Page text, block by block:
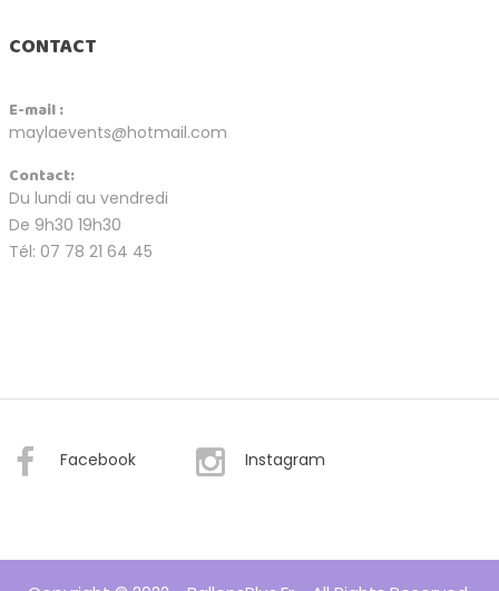
CONTACT
E-mail :
maylaevents@hotmail.com
Contact:
Du lundi au vendredi
De 9h30 19h30
Tél: 07 78 21 64 45
Facebook Instagram